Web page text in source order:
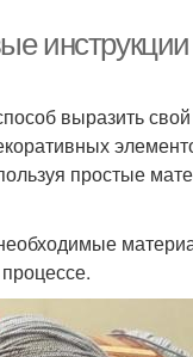
инструкции
выразить
простые